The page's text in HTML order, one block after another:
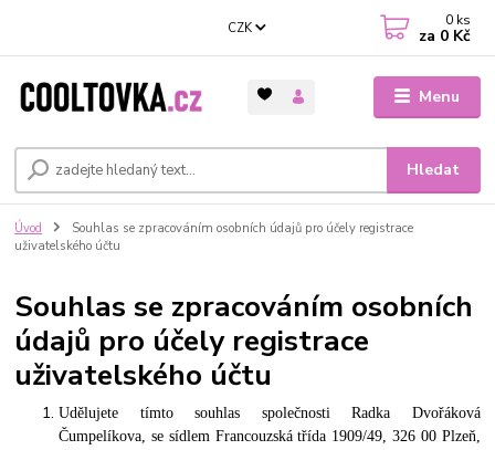
Menu
CZK
Hledat
0 ks
za 0 Kč
Úvod
Souhlas se zpracováním osobních údajů pro účely registrace
uživatelského účtu
Souhlas se zpracováním osobních
údajů pro účely registrace
uživatelského účtu
Udělujete tímto souhlas společnosti Radka Dvořáková
Čumpelíkova, se sídlem Francouzská třída 1909/49, 326 00 Plzeň,